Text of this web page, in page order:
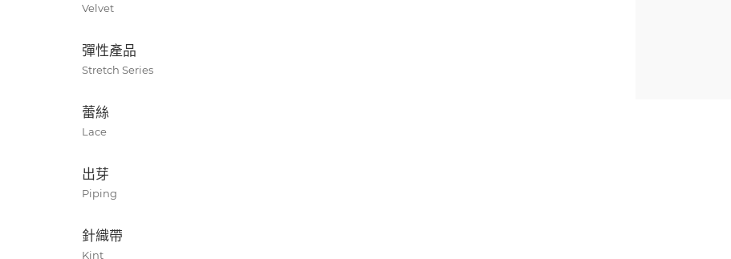
Velvet
彈性產品
Stretch Series
蕾絲
Lace
出芽
Piping
針織帶
Kint